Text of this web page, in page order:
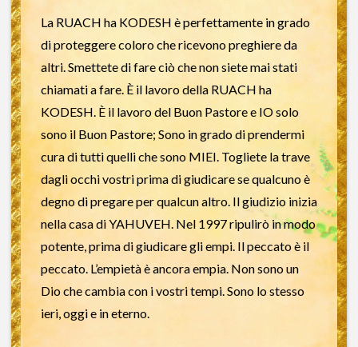
La RUACH ha KODESH è perfettamente in grado
di proteggere coloro che ricevono preghiere da
altri. Smettete di fare ciò che non siete mai stati
chiamati a fare. È il lavoro della RUACH ha
KODESH. È il lavoro del Buon Pastore e IO solo
sono il Buon Pastore; Sono in grado di prendermi
cura di tutti quelli che sono MIEI. Togliete la trave
dagli occhi vostri prima di giudicare se qualcuno è
degno di pregare per qualcun altro. Il giudizio inizia
nella casa di YAHUVEH. Nel 1997 ripulirò in modo
potente, prima di giudicare gli empi. Il peccato è il
peccato. L’empietà è ancora empia. Non sono un
Dio che cambia con i vostri tempi. Sono lo stesso
ieri, oggi e in eterno.